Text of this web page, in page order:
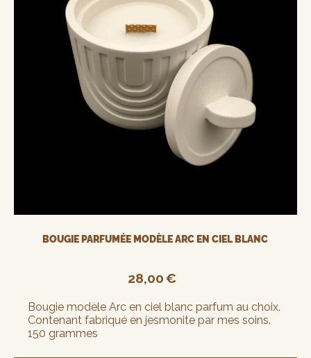
BOUGIE PARFUMÉE MODÈLE ARC EN CIEL BLANC
28,00€
Bougie modèle Arc en ciel blanc parfum au choix.
Contenant fabriqué en jesmonite par mes soins.
150 grammes